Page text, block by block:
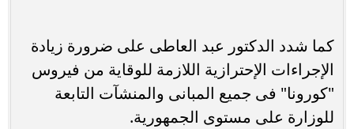
كما شدد الدكتور عبد العاطى على ضرورة زيادة
الإجراءات الإحترازية اللازمة للوقاية من فيروس
"كورونا" فى جميع المبانى والمنشآت التابعة
للوزارة على مستوى الجمهورية.